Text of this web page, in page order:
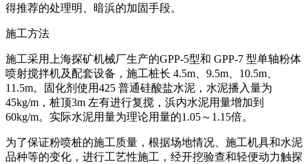
得推荐的处理明、暗浜的加固手段。
施工方法
施工采用上海探矿机械厂生产的GPP-5型和 GPP-7 型单轴粉体
喷射搅拌机及配套设备，施工桩长 4.5m、9.5m、10.5m、
11.5m。固化剂使用425 普通硅酸盐水泥，水泥播入量为
45kg/m，桩顶3m 左有进行复搅，浜内水泥用量增加到
60kg/m。实际水泥用量为理论用量的1.05～1.15倍。
为了保证粉喷桩的施工质量，根据场地情况、施工机具和水泥
品种等的变化，进行工艺性施工，经开挖验查和轻便动力触探